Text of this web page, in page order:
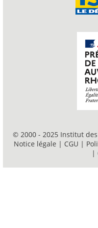
© 2000 - 2025 Institut
Notice légale | CGU |
|